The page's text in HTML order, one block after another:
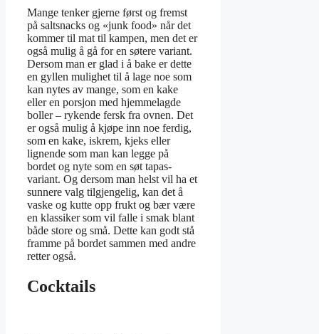
Mange tenker gjerne først og fremst
på saltsnacks og «junk food» når det
kommer til mat til kampen, men det er
også mulig å gå for en søtere variant.
Dersom man er glad i å bake er dette
en gyllen mulighet til å lage noe som
kan nytes av mange, som en kake
eller en porsjon med hjemmelagde
boller – rykende fersk fra ovnen. Det
er også mulig å kjøpe inn noe ferdig,
som en kake, iskrem, kjeks eller
lignende som man kan legge på
bordet og nyte som en søt tapas-
variant. Og dersom man helst vil ha et
sunnere valg tilgjengelig, kan det å
vaske og kutte opp frukt og bær være
en klassiker som vil falle i smak blant
både store og små. Dette kan godt stå
framme på bordet sammen med andre
retter også.
Cocktails